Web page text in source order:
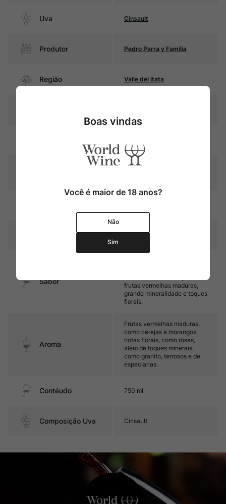
Uva Cinsault
Produtor Pedro Parra y Familia
Região Valle del Itata
Graduação Alcóoli
Temperatura 16ºC – 18ºC
Sabor
frutas vermelhas maduras,
grande mineralidade e toques
florais.
Aroma
Frutas vermelhas maduras,
como cerejas e morangos,
notas florais, como rosas,
além de toques minerais,
como granito, terrosos e de
especiarias.
Contéudo 750 ml
Composição Uva Cinsault
Boas vindas
Você é maior de 18 anos?
Não
Sim